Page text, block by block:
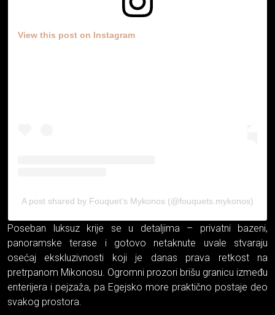
View this post on Instagram
A post shared by Fouquet’s Mykonos (@fouquets.mykonos)
Poseban luksuz krije se u detaljima – privatni bazeni,
panoramske terase i gotovo netaknute uvale stvaraju
osećaj ekskluzivnosti koji je danas prava retkost na
pretrpanom Mikonosu. Ogromni prozori brišu granicu između
enterijera i pejzaža, pa Egejsko more praktično postaje deo
svakog prostora.